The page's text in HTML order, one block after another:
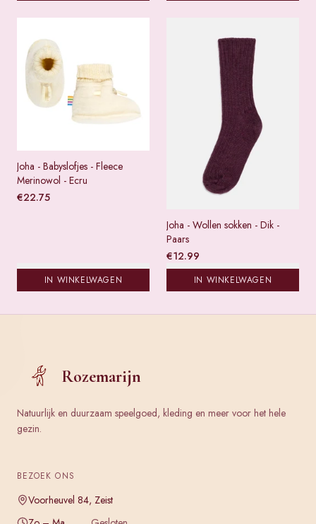
Joha - Babyslofjes - Fleece
Merinowol - Ecru
€22.75
IN WINKELWAGEN
Joha - Wollen sokken - Dik -
Paars
€12.99
IN WINKELWAGEN
Rozemarijn
Natuurlijk en duurzaam speelgoed, kleding en meer voor het hele
gezin.
BEZOEK ONS
Voorheuvel 84, Zeist